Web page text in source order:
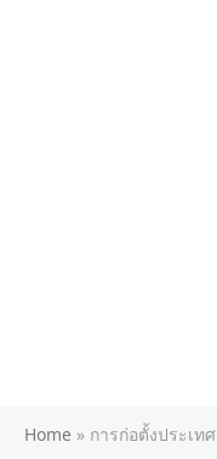
Home » การก่อตั้งประเทศ